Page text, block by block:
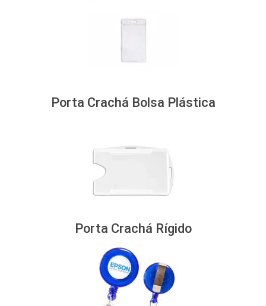
Porta Crachá Bolsa Plástica
Porta Crachá Rígido